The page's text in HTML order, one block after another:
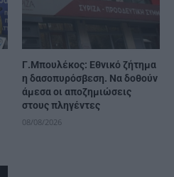
Γ.Μπουλέκος: Εθνικό ζήτημα
η δασοπυρόσβεση. Να δοθούν
άμεσα οι αποζημιώσεις
στους πληγέντες
08/08/2026